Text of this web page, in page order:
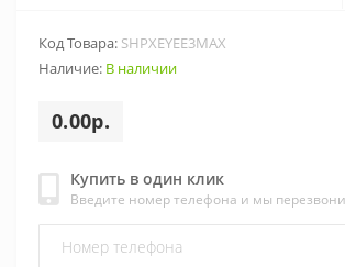
Код Товара: SHPXEYEE3MAX
Наличие: В наличии
0.00р.
Купить в один клик
Введите номер телефона и мы